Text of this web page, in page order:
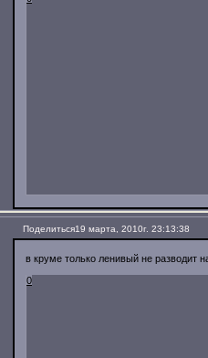
Поделиться19 марта, 2010г. 23:13:38
в круме только ленивый не разводит
0